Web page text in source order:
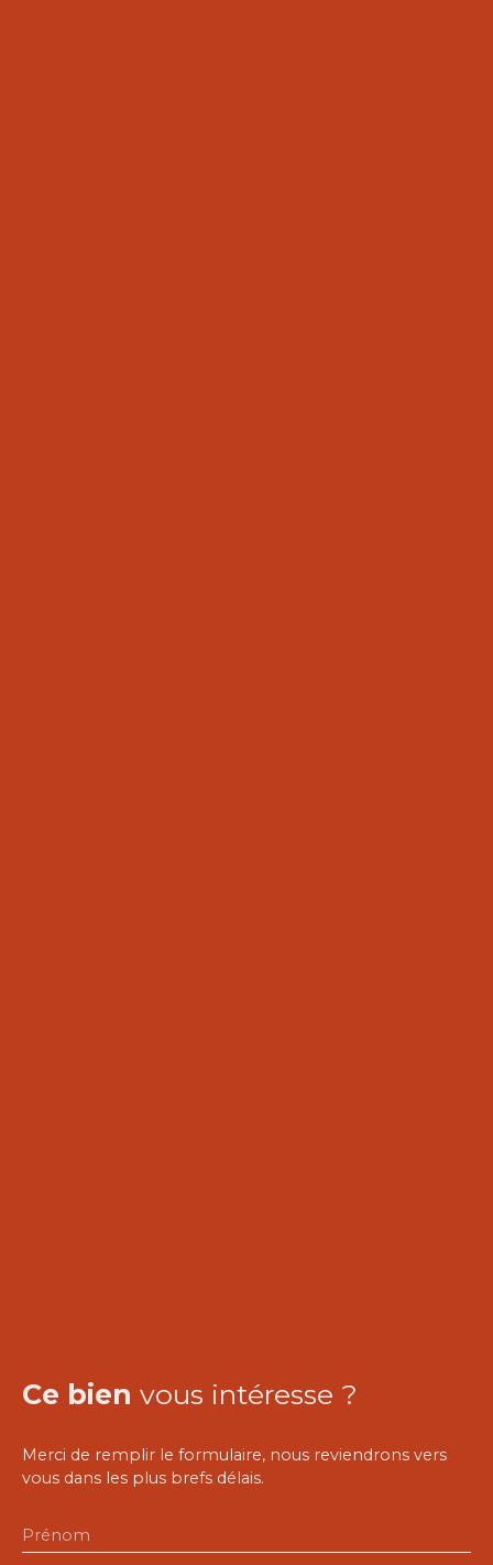
Ce bien vous intéresse ?
Merci de remplir le formulaire, nous reviendrons vers
vous dans les plus brefs délais.
Prénom